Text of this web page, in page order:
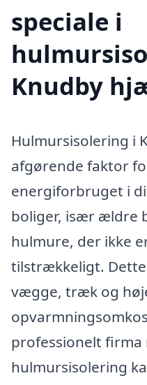
speciale i
Knudby
Hulmursisolering i
afgørende faktor
energiforbruget i
boliger, især ældre
hulmure, der ikke
tilstrækkeligt.
vægge, træk og
professionelt firma
hulmursisolering